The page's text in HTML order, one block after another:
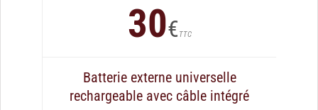
30€ TTC
Batterie externe universelle
rechargeable avec câble intégré